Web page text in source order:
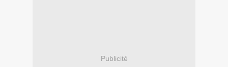
Publicité